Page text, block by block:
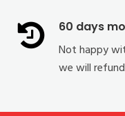
60 days
Not happy
we will